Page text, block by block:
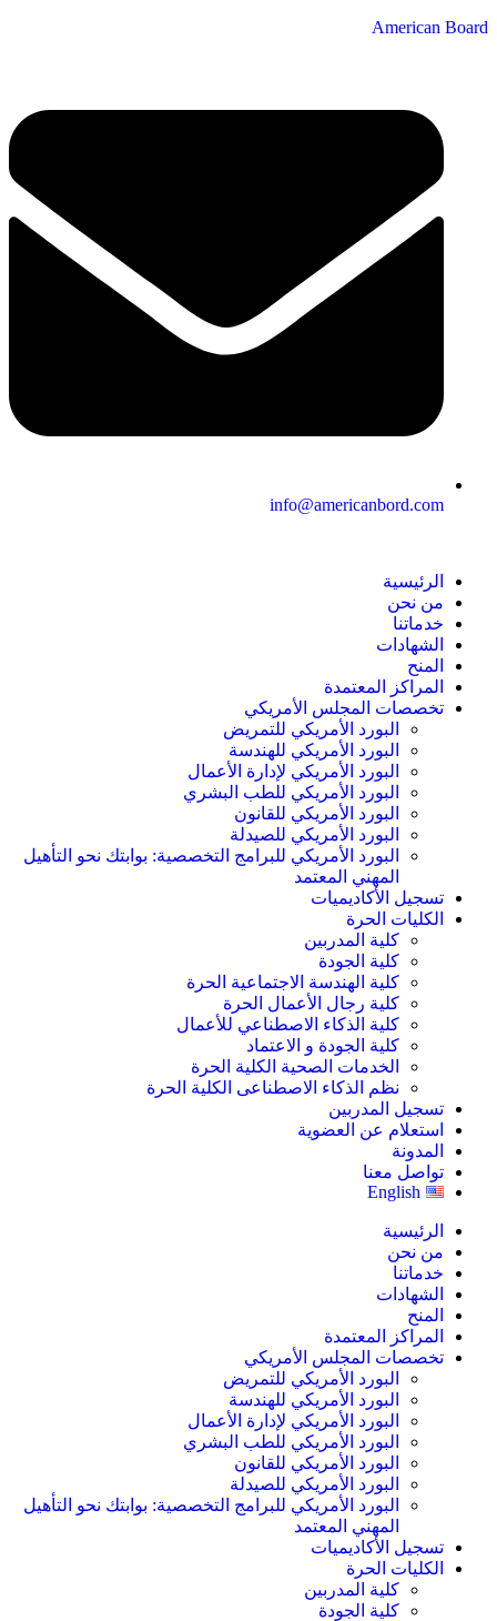
American Board
info@americanbord.com
الرئيسية
من نحن
خدماتنا
الشهادات
المنح
المراكز المعتمدة
تخصصات المجلس الأمريكي
البورد الأمريكي للتمريض
البورد الأمريكي للهندسة
البورد الأمريكي لإدارة الأعمال
البورد الأمريكي للطب البشري
البورد الأمريكي للقانون
البورد الأمريكي للصيدلة
البورد الأمريكي للبرامج التخصصية: بوابتك نحو التأهيل
المهني المعتمد
تسجيل الأكاديميات
الكليات الحرة
كلية المدربين
كلية الجودة
كلية الهندسة الاجتماعية الحرة
كلية رجال الأعمال الحرة
كلية الذكاء الاصطناعي للأعمال
كلية الجودة و الاعتماد
الخدمات الصحية الكلية الحرة
نظم الذكاء الاصطناعى الكلية الحرة
تسجيل المدربين
استعلام عن العضوية
المدونة
تواصل معنا
English
الرئيسية
من نحن
خدماتنا
الشهادات
المنح
المراكز المعتمدة
تخصصات المجلس الأمريكي
البورد الأمريكي للتمريض
البورد الأمريكي للهندسة
البورد الأمريكي لإدارة الأعمال
البورد الأمريكي للطب البشري
البورد الأمريكي للقانون
البورد الأمريكي للصيدلة
البورد الأمريكي للبرامج التخصصية: بوابتك نحو التأهيل
المهني المعتمد
تسجيل الأكاديميات
الكليات الحرة
كلية المدربين
كلية الجودة